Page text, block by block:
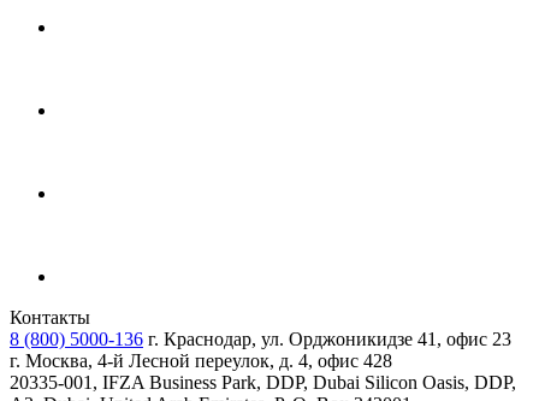
Контакты
8 (800) 5000-136 г. Краснодар, ул. Орджоникидзе 41, офис 23
г. Москва, 4-й Лесной переулок, д. 4, офис 428
20335-001, IFZA Business Park, DDP, Dubai Silicon Oasis, DDP,